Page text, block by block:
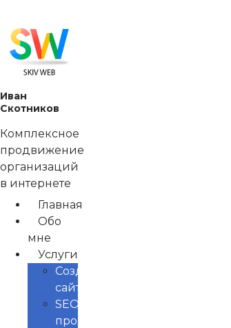
содержимому
Иван
Скотников
Комплексное
продвижение
организаций
в интернете
Главная
Обо
мне
Услуги
Создание
сайтов
SEO
продвижение